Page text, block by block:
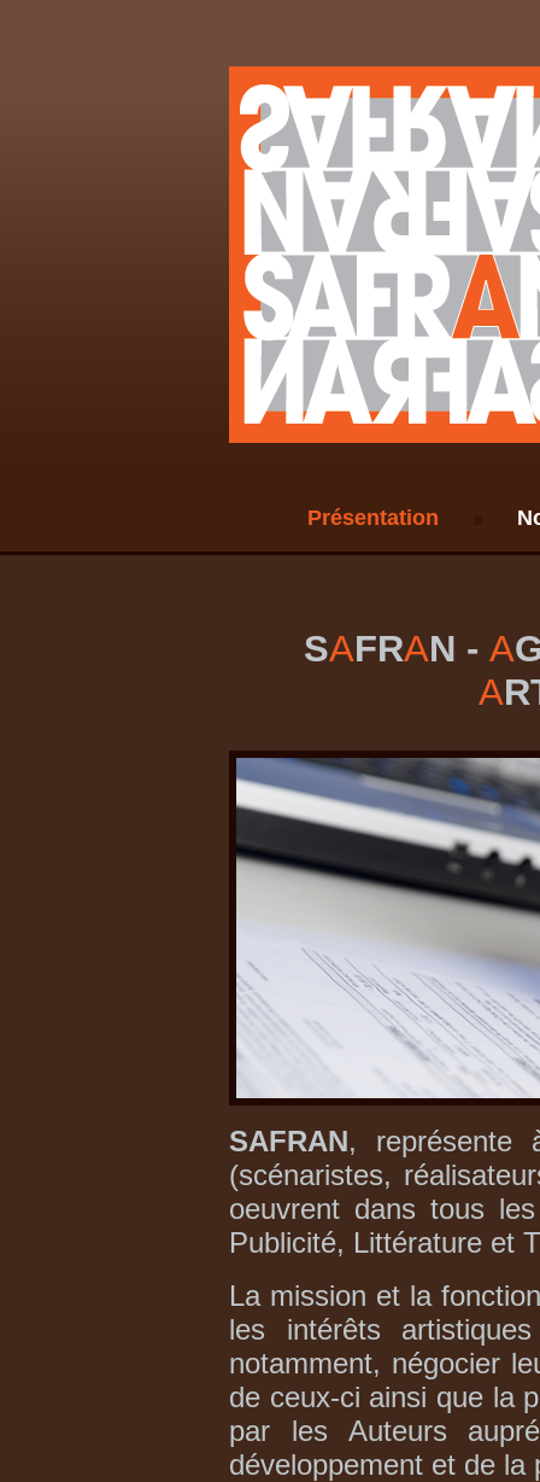
Présentation
SAFRAN - A
A
SAFRAN, représente
(scénaristes,
oeuvrent dans tous
Publicité, Littérature et
La mission et la
les intérêts
notamment, négocier
de ceux-ci ainsi que la
par les Auteurs
développement et de la